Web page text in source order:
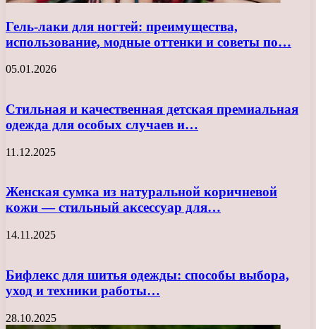
Гель-лаки для ногтей: преимущества,
использование, модные оттенки и советы по…
05.01.2026
Стильная и качественная детская премиальная
одежда для особых случаев и…
11.12.2025
Женская сумка из натуральной коричневой
кожи — стильный аксессуар для…
14.11.2025
Бифлекс для шитья одежды: способы выбора,
уход и техники работы…
28.10.2025